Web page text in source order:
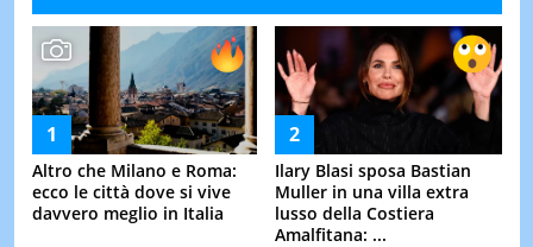
Altro che Milano e Roma:
ecco le città dove si vive
davvero meglio in Italia
Ilary Blasi sposa Bastian
Muller in una villa extra
lusso della Costiera
Amalfitana: ...